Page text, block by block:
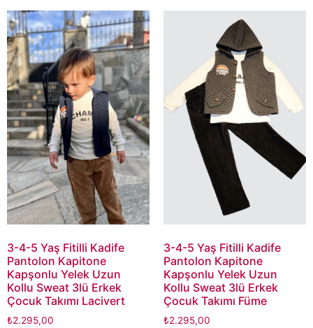
3-4-5 Yaş Fitilli Kadife
Pantolon Kapitone
Kapşonlu Yelek Uzun
Kollu Sweat 3lü Erkek
Çocuk Takımı Lacivert
₺2.295,00
3-4-5 Yaş Fitilli Kadife
Pantolon Kapitone
Kapşonlu Yelek Uzun
Kollu Sweat 3lü Erkek
Çocuk Takımı Füme
₺2.295,00